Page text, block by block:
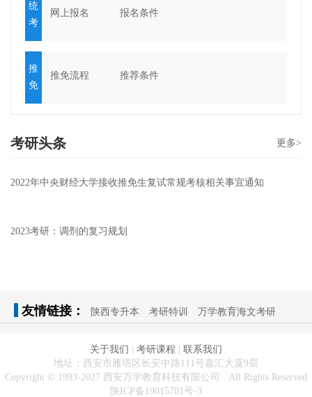
统
考
网上报名 报名条件
推
免
推免流程 推荐条件
考研头条 更多>
2022年中央财经大学接收推免生复试常规考核相关事宜通知
2023考研：调剂的复习规划
友情链接： 陕西专升本 考研特训 万学教育海文考研
关于我们 考研课程
联系我们
地址：西安市雁塔区长安中路111号嘉汇大厦9层
Copyright © 1993-2027 西安万学教育科技有限公司 . All Rights Reserved
陕ICP备19015701号-3